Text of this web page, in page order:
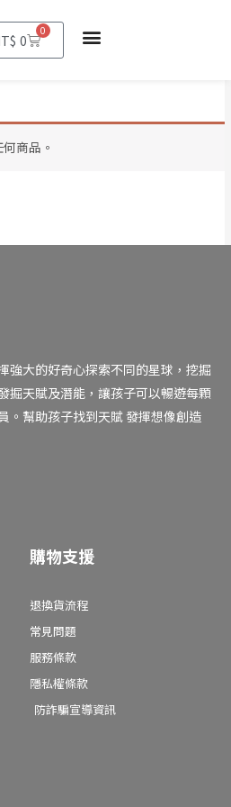
0
0
購
物
商品。
強大的好奇心探索不同的星球，挖掘
掘天賦及潛能，讓孩子可以暢遊每顆
。幫助孩子找到天賦 發揮想像創造
購物支援
退換貨流程
常見問題
服務條款
隱私權條款
防詐騙宣導資訊